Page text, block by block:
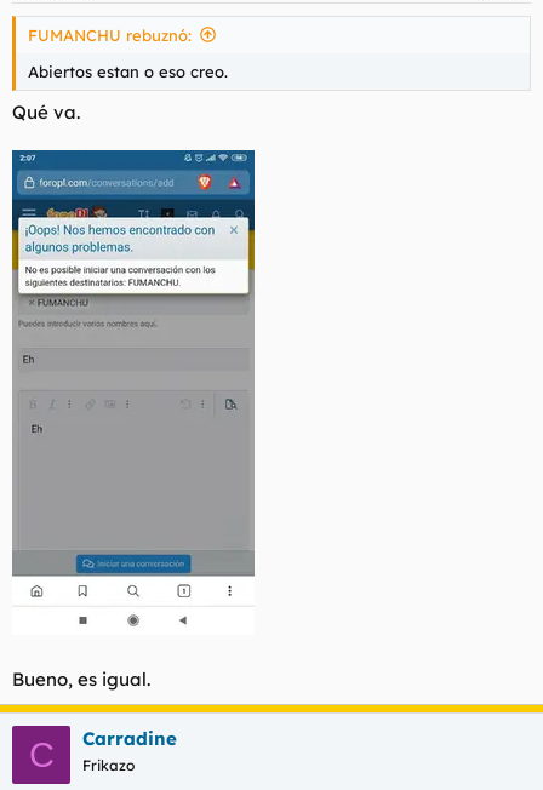
FUMANCHU rebuznó:
Abiertos estan o eso creo.
Qué va.
Bueno, es igual.
C Carradine
Frikazo